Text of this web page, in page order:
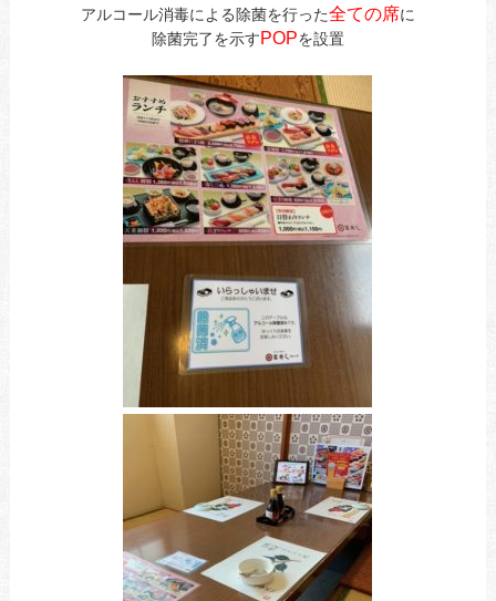
アルコール消毒による除菌を行った全ての席に
除菌完了を示すPOPを設置